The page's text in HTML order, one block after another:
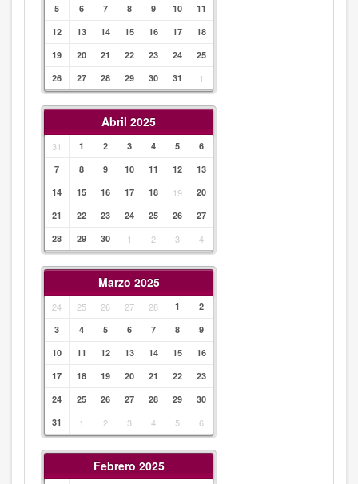
5 6 7 8 9 10
11
12
13 14 15 16 17
18
19
20 21 22 23 24
25
26
27 28 29 30 31 1
Abril 2025
31 1 2 3 4 5
6
7
8 9 10 11 12
13
14
15 16 17 18 19
20
21
22 23 24 25 26
27
28
29 30 1 2 3 4
Marzo 2025
24 25 26 27 28 1
2
3
4 5 6 7 8
9
10
11 12 13 14 15
16
17
18 19 20 21 22
23
24
25 26 27 28 29
30
31
1 2 3 4 5 6
Febrero 2025